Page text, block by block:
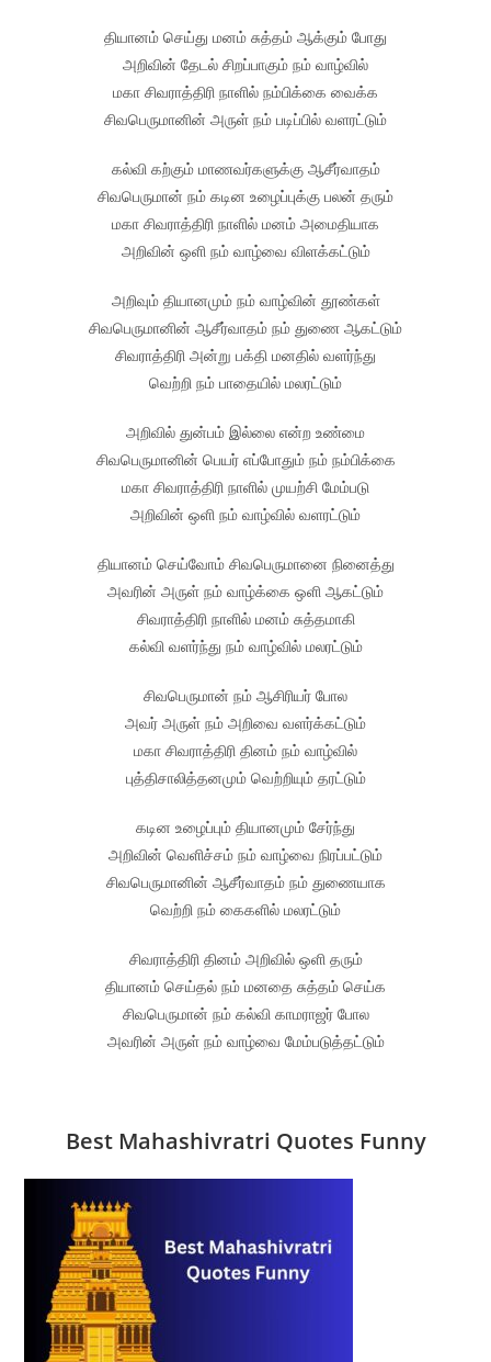
தியானம் செய்து மனம் சுத்தம் ஆக்கும் போது
அறிவின் தேடல் சிறப்பாகும் நம் வாழ்வில்
மகா சிவராத்திரி நாளில் நம்பிக்கை வைக்க
சிவபெருமானின் அருள் நம் படிப்பில் வளரட்டும்
கல்வி கற்கும் மாணவர்களுக்கு ஆசீர்வாதம்
சிவபெருமான் நம் கடின உழைப்புக்கு பலன் தரும்
மகா சிவராத்திரி நாளில் மனம் அமைதியாக
அறிவின் ஒளி நம் வாழ்வை விளக்கட்டும்
அறிவும் தியானமும் நம் வாழ்வின் தூண்கள்
சிவபெருமானின் ஆசீர்வாதம் நம் துணை ஆகட்டும்
சிவராத்திரி அன்று பக்தி மனதில் வளர்ந்து
வெற்றி நம் பாதையில் மலரட்டும்
அறிவில் துன்பம் இல்லை என்ற உண்மை
சிவபெருமானின் பெயர் எப்போதும் நம் நம்பிக்கை
மகா சிவராத்திரி நாளில் முயற்சி மேம்படு
அறிவின் ஒளி நம் வாழ்வில் வளரட்டும்
தியானம் செய்வோம் சிவபெருமானை நினைத்து
அவரின் அருள் நம் வாழ்க்கை ஒளி ஆகட்டும்
சிவராத்திரி நாளில் மனம் சுத்தமாகி
கல்வி வளர்ந்து நம் வாழ்வில் மலரட்டும்
சிவபெருமான் நம் ஆசிரியர் போல
அவர் அருள் நம் அறிவை வளர்க்கட்டும்
மகா சிவராத்திரி தினம் நம் வாழ்வில்
புத்திசாலித்தனமும் வெற்றியும் தரட்டும்
கடின உழைப்பும் தியானமும் சேர்ந்து
அறிவின் வெளிச்சம் நம் வாழ்வை நிரப்பட்டும்
சிவபெருமானின் ஆசீர்வாதம் நம் துணையாக
வெற்றி நம் கைகளில் மலரட்டும்
சிவராத்திரி தினம் அறிவில் ஒளி தரும்
தியானம் செய்தல் நம் மனதை சுத்தம் செய்க
சிவபெருமான் நம் கல்வி காமராஜர் போல
அவரின் அருள் நம் வாழ்வை மேம்படுத்தட்டும்
Best Mahashivratri Quotes Funny